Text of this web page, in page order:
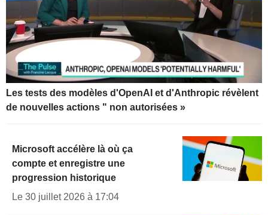
Les tests des modèles d'OpenAI et d'Anthropic révèlent
de nouvelles actions " non autorisées »
Microsoft accélère là où ça
compte et enregistre une
progression historique
Le 30 juillet 2026 à 17:04